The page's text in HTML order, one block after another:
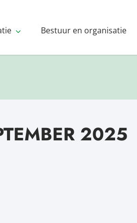
Bestuur en organisatie
2025